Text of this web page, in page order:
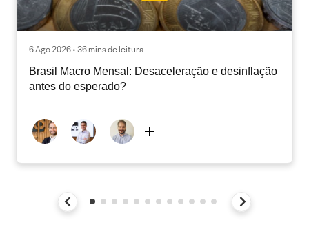
6 Ago 2026 • 36 mins de leitura
Brasil Macro Mensal: Desaceleração e desinflação
antes do esperado?